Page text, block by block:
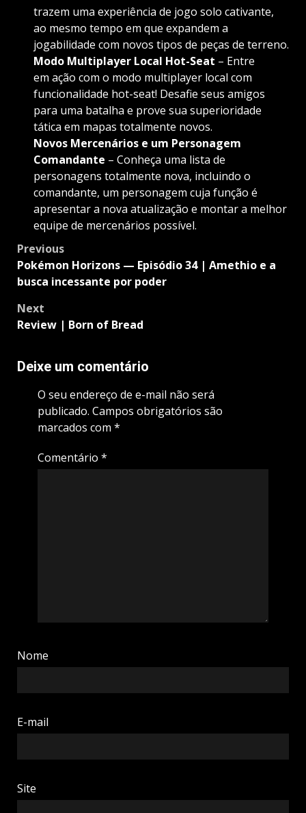
trazem uma experiência de jogo solo cativante,
ao mesmo tempo em que expandem a
jogabilidade com novos tipos de peças de terreno.
Modo Multiplayer Local Hot-Seat – Entre
em ação com o modo multiplayer local com
funcionalidade hot-seat! Desafie seus amigos
para uma batalha e prove sua superioridade
tática em mapas totalmente novos.
Novos Mercenários e um Personagem
Comandante – Conheça uma lista de
personagens totalmente nova, incluindo o
comandante, um personagem cuja função é
apresentar a nova atualização e montar a melhor
equipe de mercenários possível.
Post
navigation
Previous
Pokémon Horizons — Episódio 34 | Amethio e a
busca incessante por poder
Next
Review | Born of Bread
Deixe um comentário
O seu endereço de e-mail não será
publicado. Campos obrigatórios são
marcados com *
Comentário *
Nome
E-mail
Site